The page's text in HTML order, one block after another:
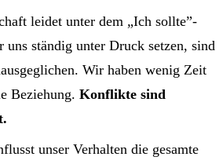
leidet unter dem „Ich sollte”-
uns ständig unter Druck setzen, sind
Wir haben wenig Zeit
Beziehung. Konflikte sind
unser Verhalten die gesamte